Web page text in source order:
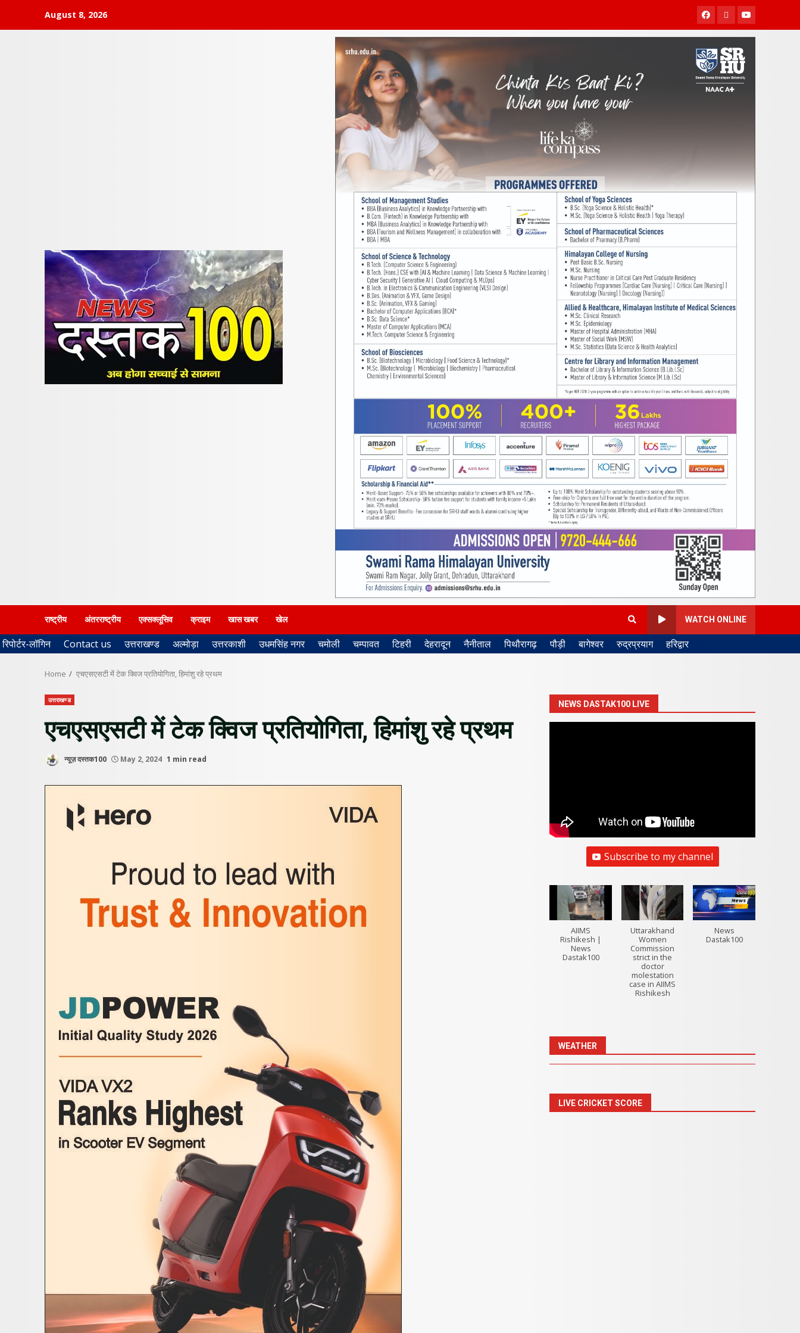
August 8, 2026 Facebook
TwitterYoutube
राष्ट्रीय अंतरराष्ट्रीय एक्सक्लूसिव क्राइम खास खबर खेल WATCH ONLINE
रिपोर्टर-लॉगिन Contact us उत्तराखण्ड अल्मोड़ा उत्तरकाशी उधमसिंह नगर चमोली चम्पावत टिहरी देहरादून नैनीताल पिथौरागढ़ पौड़ी बागेश्वर रुद्रप्रयाग हरिद्वार
Home एचएसएसटी में टेक क्विज प्रतियोगिता, हिमांशु रहे प्रथम
उत्तराखण्ड
एचएसएसटी में टेक क्विज प्रतियोगिता, हिमांशु रहे प्रथम
न्यूज़ दस्तक100 May 2, 2024 1 min read
NEWS DASTAK100 LIVE
Subscribe to my channel
AIIMS
Rishikesh |
News
Dastak100
Uttarakhand
Women
Commission
strict in the
doctor
molestation
case in AIIMS
Rishikesh
News
Dastak100
WEATHER
LIVE CRICKET SCORE